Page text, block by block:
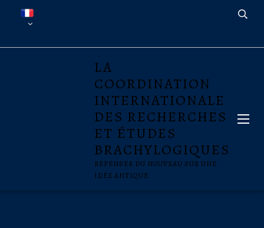
LA
COORDINATION
INTERNATIONALE
DES RECHERCHES
ET ÉTUDES
BRACHYLOGIQUES
REPENSER DU NOUVEAU SUR UNE
IDÉE ANTIQUE